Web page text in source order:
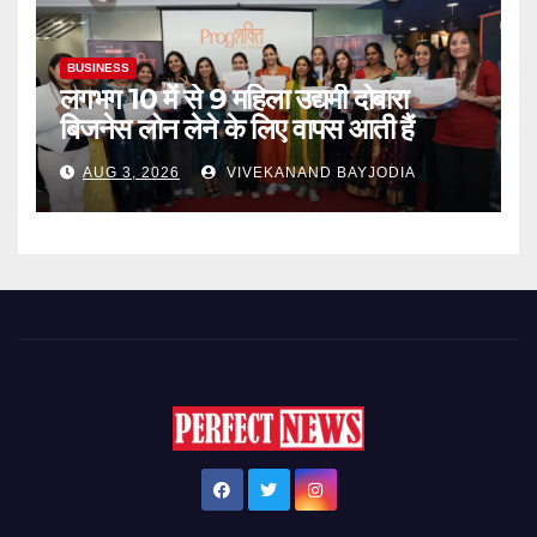
BUSINESS
लगभग 10 में से 9 महिला उद्यमी दोबारा
बिजनेस लोन लेने के लिए वापस आती हैं
AUG 3, 2026 VIVEKANAND BAYJODIA